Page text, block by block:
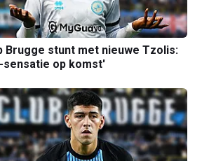
Brugge stunt met nieuwe Tzolis:
sensatie op komst'